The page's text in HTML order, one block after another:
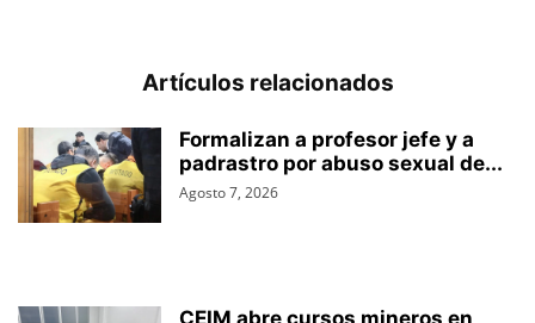
Artículos relacionados
Formalizan a profesor jefe y a
padrastro por abuso sexual de...
Agosto 7, 2026
CEIM abre cursos mineros en